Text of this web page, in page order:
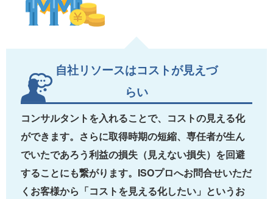
自社リソースはコストが見えづ
らい
コンサルタントを入れることで、コストの見える化
ができます。さらに取得時期の短縮、専任者が生ん
でいたであろう利益の損失（見えない損失）を回避
することにも繋がります。ISOプロへお問合せいただ
くお客様から「コストを見える化したい」というお